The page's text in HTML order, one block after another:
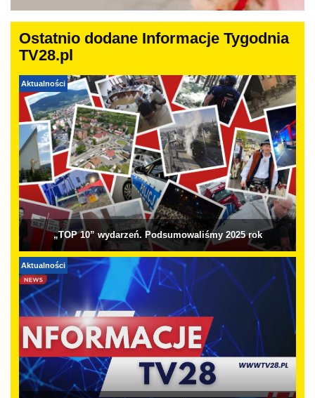
Ostatnio dodane Informacje Tygodnia
TV28.pl
Aktualności
„TOP 10” wydarzeń. Podsumowaliśmy 2025 rok
Aktualności